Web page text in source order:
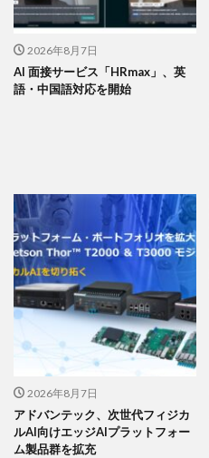
2026年8月7日
AI 面接サービス「HRmax」、英
語・中国語対応を開始
2026年8月7日
アドバンテック、次世代フィジカ
ルAI向けエッジAIプラットフォー
ム製品群を拡充